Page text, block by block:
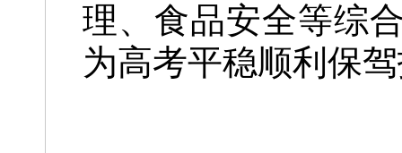
理、食品安全等综
为高考平稳顺利保